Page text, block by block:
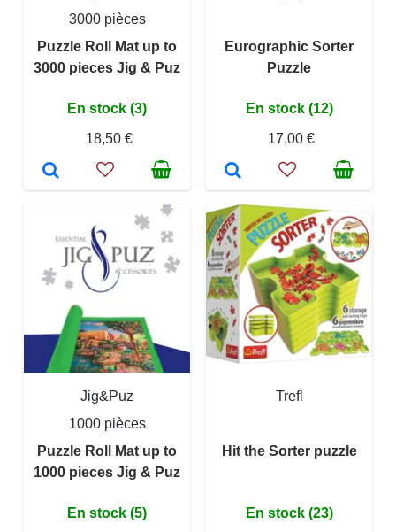
3000 pièces
Puzzle Roll Mat up to
3000 pieces Jig & Puz
En stock (3)
18,50 €
Eurographic Sorter
Puzzle
En stock (12)
17,00 €
Jig&Puz
1000 pièces
Puzzle Roll Mat up to
1000 pieces Jig & Puz
En stock (5)
Trefl
Hit the Sorter puzzle
En stock (23)